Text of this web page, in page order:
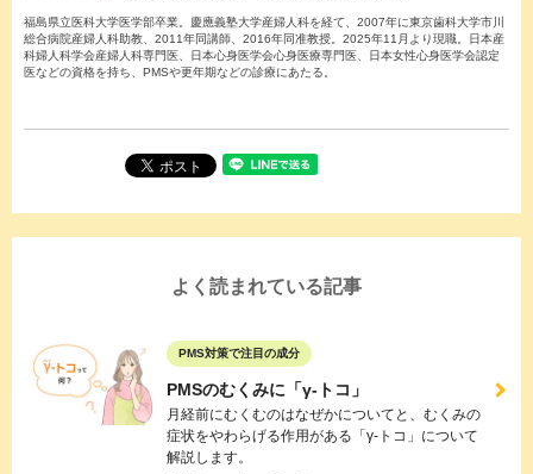
福島県立医科大学医学部卒業。慶應義塾大学産婦人科を経て、2007年に東京歯科大学市川
総合病院産婦人科助教、2011年同講師、2016年同准教授。2025年11月より現職。日本産
科婦人科学会産婦人科専門医、日本心身医学会心身医療専門医、日本女性心身医学会認定
医などの資格を持ち、PMSや更年期などの診療にあたる。
よく読まれている記事
PMS対策で注目の成分
PMSのむくみに「γ-トコ」
月経前にむくむのはなぜかについてと、むくみの
症状をやわらげる作用がある「γ-トコ」について
解説します。